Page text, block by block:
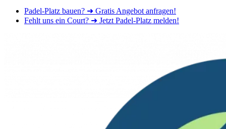
Padel-Platz bauen? ➜ Gratis Angebot anfragen!
Fehlt uns ein Court? ➜ Jetzt Padel-Platz melden!